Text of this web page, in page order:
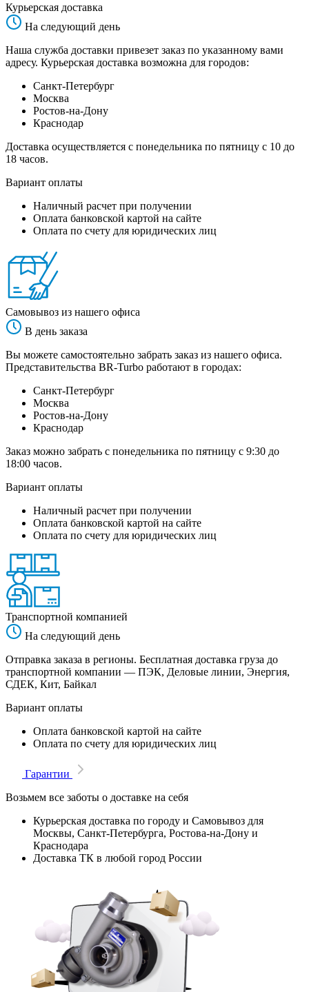
Курьерская доставка
На следующий день
Наша служба доставки привезет заказ по указанному вами
адресу. Курьерская доставка возможна для городов:
Санкт-Петербург
Москва
Ростов-на-Дону
Краснодар
Доставка осуществляется с понедельника по пятницу с 10 до
18 часов.
Вариант оплаты
Наличный расчет при получении
Оплата банковской картой на сайте
Оплата по счету для юридических лиц
Самовывоз из нашего офиса
В день заказа
Вы можете самостоятельно забрать заказ из нашего офиса.
Представительства BR-Turbo работают в городах:
Санкт-Петербург
Москва
Ростов-на-Дону
Краснодар
Заказ можно забрать с понедельника по пятницу с 9:30 до
18:00 часов.
Вариант оплаты
Наличный расчет при получении
Оплата банковской картой на сайте
Оплата по счету для юридических лиц
Транспортной компанией
На следующий день
Отправка заказа в регионы. Бесплатная доставка груза до
транспортной компании — ПЭК, Деловые линии, Энергия,
СДЕК, Кит, Байкал
Вариант оплаты
Оплата банковской картой на сайте
Оплата по счету для юридических лиц
Гарантии
Возьмем все заботы о доставке на себя
Курьерская доставка по городу и Самовывоз для
Москвы, Санкт-Петербурга, Ростова-на-Дону и
Краснодара
Доставка ТК в любой город России